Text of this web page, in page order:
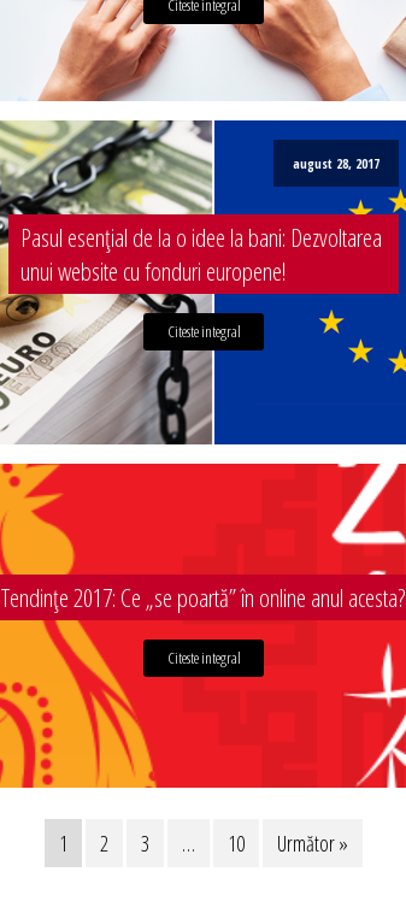
Citeste integral
august 28, 2017
Pasul esențial de la o idee la bani: Dezvoltarea
unui website cu fonduri europene!
Citeste integral
Tendințe 2017: Ce „se poartă” în online anul acesta?
Citeste integral
1 2 3 … 10 Următor »